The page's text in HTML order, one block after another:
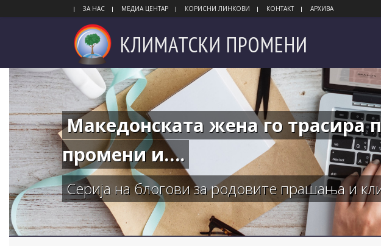
ЗА НАС МЕДИА ЦЕНТАР КОРИСНИ ЛИНКОВИ КОНТАКТ АРХИВА
КЛИМАТСКИ ПРОМЕНИ
Македонската жена го трасира
промени и….
Серија на блогови за родовите прашања и